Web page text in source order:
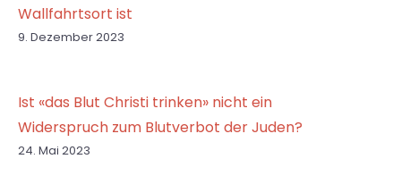
Wallfahrtsort ist
9. Dezember 2023
Ist «das Blut Christi trinken» nicht ein
Widerspruch zum Blutverbot der Juden?
24. Mai 2023